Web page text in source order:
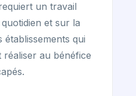
un travail
et sur la
établissements qui
réaliser au bénéfice